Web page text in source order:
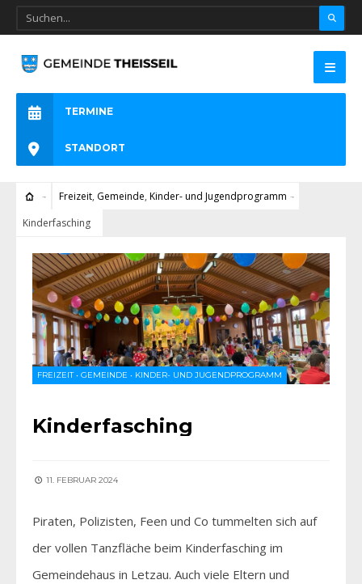
TERMINE
STANDORT
Freizeit, Gemeinde, Kinder- und Jugendprogramm
Kinderfasching
FREIZEIT• GEMEINDE • KINDER- UND JUGENDPROGRAMM
Kinderfasching
11. FEBRUAR 2024
Piraten, Polizisten, Feen und Co tummelten sich auf
der vollen Tanzfläche beim Kinderfasching im
Gemeindehaus in Letzau. Auch viele Eltern und